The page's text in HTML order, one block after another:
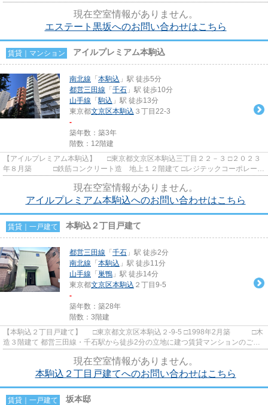
現在空室情報がありません。
エステート黒坂へのお問い合わせはこちら
賃貸｜マンション アイルプレミアム本駒込
南北線 「 本駒込 」駅 徒歩5分
都営三田線 「 千石 」駅 徒歩10分
山手線 「駒込 」駅 徒歩13分
東京都文京区本駒込 ３丁目22-3
-
築年数：築3年
階数：12階建
【アイルプレミアム本駒込】 □東京都文京区本駒込三丁目２２－３ □２０２３
年８月築 □鉄筋コンクリート造 地上１２階建て □レジテックコーポレーシ
現在空室情報がありません。
アイルプレミアム本駒込へのお問い合わせはこちら
賃貸｜一戸建て 本駒込２丁目戸建て
都営三田線 「 千石 」駅 徒歩2分
南北線 「 本駒込 」駅 徒歩11分
山手線 「 巣鴨 」駅 徒歩14分
東京都文京区本駒込 ２丁目9-5
-
築年数：築28年
階数：3階建
【本駒込２丁目戸建て】 □東京都文京区本駒込２-9-5 □1998年2月築 □木
造３階建て 都営三田線・千石駅から徒歩2分の立地に建つ賃貸マンションのご紹
現在空室情報がありません。
本駒込２丁目戸建てへのお問い合わせはこちら
賃貸｜一戸建て 坂本邸